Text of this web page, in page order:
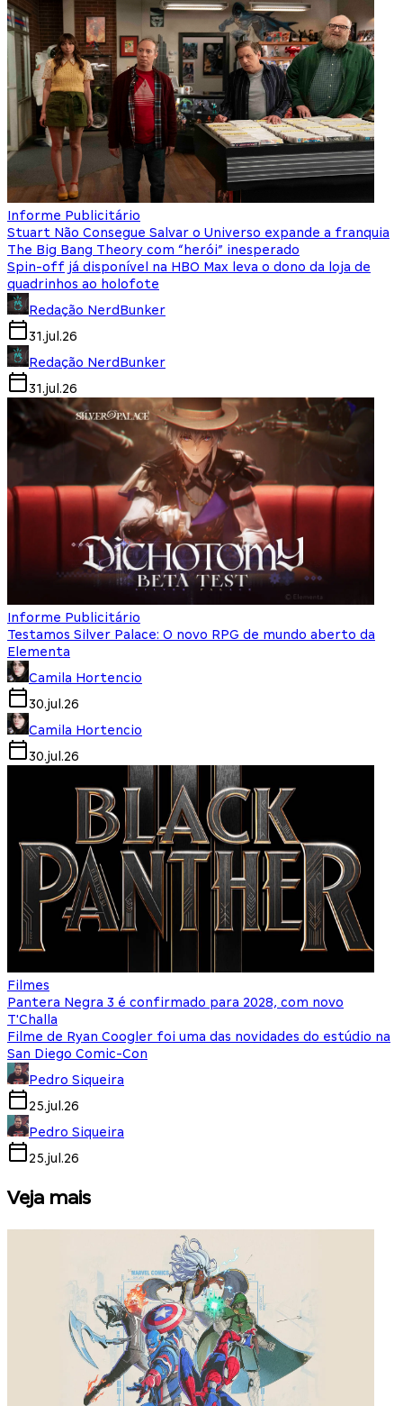
Informe Publicitário
Stuart Não Consegue Salvar o Universo expande a franquia
The Big Bang Theory com “herói” inesperado
Spin-off já disponível na HBO Max leva o dono da loja de
quadrinhos ao holofote
Redação NerdBunker
31.jul.26
Redação NerdBunker
31.jul.26
Informe Publicitário
Testamos Silver Palace: O novo RPG de mundo aberto da
Elementa
Camila Hortencio
30.jul.26
Camila Hortencio
30.jul.26
Filmes
Pantera Negra 3 é confirmado para 2028, com novo
T'Challa
Filme de Ryan Coogler foi uma das novidades do estúdio na
San Diego Comic-Con
Pedro Siqueira
25.jul.26
Pedro Siqueira
25.jul.26
Veja mais